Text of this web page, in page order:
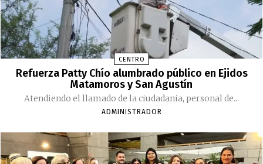
CENTRO
Refuerza Patty Chío alumbrado público en Ejidos
Matamoros y San Agustín
Atendiendo el llamado de la ciudadania, personal de...
ADMINISTRADOR